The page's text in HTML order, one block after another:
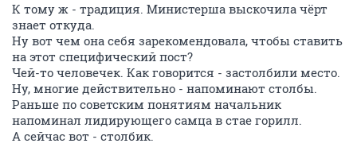
К тому ж - традиция. Министерша выскочила чёрт
знает откуда.
Ну вот чем она себя зарекомендовала, чтобы ставить
на этот специфический пост?
Чей-то человечек. Как говорится - застолбили место.
Ну, многие действительно - напоминают столбы.
Раньше по советским понятиям начальник
напоминал лидирующего самца в стае горилл.
А сейчас вот - столбик.